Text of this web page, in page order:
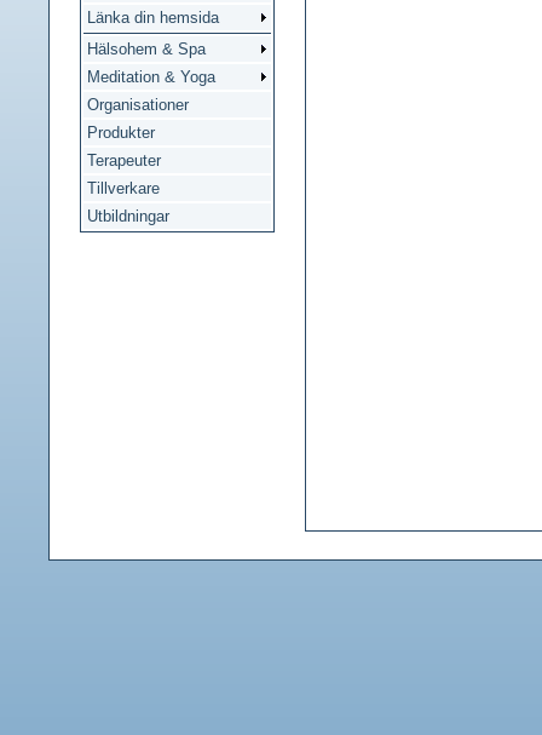
Länka din hemsida
Hälsohem & Spa
Meditation & Yoga
Organisationer
Produkter
Terapeuter
Tillverkare
Utbildningar